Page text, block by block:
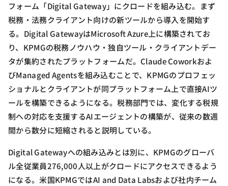
フォーム「Digital Gateway」にクロードを組み込む。まず
税務・法務クライアント向けの新ツールから導入を開始す
る。Digital GatewayはMicrosoft Azure上に構築されてお
り、KPMGの税務ノウハウ・独自ツール・クライアントデー
タが集約されたプラットフォームだ。Claude Coworkおよ
びManaged Agentsを組み込むことで、KPMGのプロフェッ
ショナルとクライアントが同プラットフォーム上で直接AIツ
ールを構築できるようになる。税務部門では、変化する税規
制への対応を支援するAIエージェントの構築が、従来の数週
間から数分に短縮されると説明している。
Digital Gatewayへの組み込みとは別に、KPMGのグローバ
ル全従業員276,000人以上がクロードにアクセスできるよう
になる。米国KPMGではAI and Data Labsおよび社内チーム